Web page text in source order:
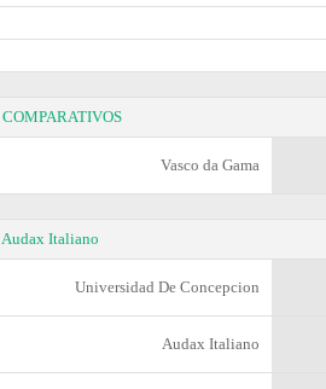
COMPARATIVOS
Vasco da Gama
Audax Italiano
Universidad De Concepcion
Audax Italiano